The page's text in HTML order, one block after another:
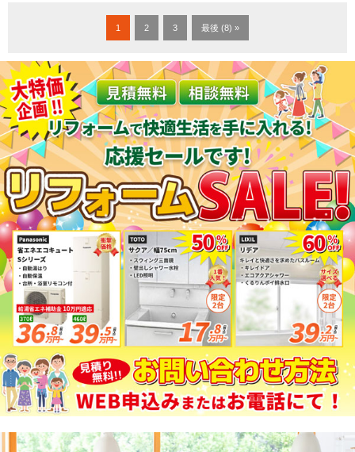
1 2 3 最後 (8) »